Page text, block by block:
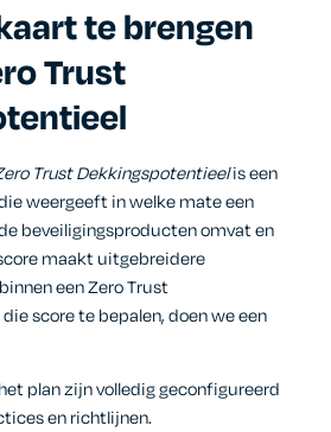
te brengen
Trust
Trust Dekkingspotentieelis een
weergeeft in welke mate een
beveiligingsproducten omvat en
maakt uitgebreidere
een Zero Trust
score te bepalen, doen we een
plan zijn volledig geconfigureerd
en richtlijnen.